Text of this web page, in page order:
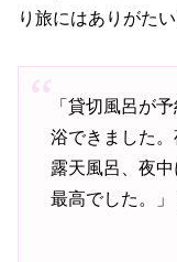
り旅にはありがたい
「貸切風呂が
浴できました
露天風呂、夜
最高でした。